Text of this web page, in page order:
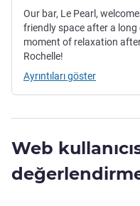
Our bar, Le Pearl,
friendly space after a long
moment of relaxation
Rochelle!
Ayrıntıları göster
Web